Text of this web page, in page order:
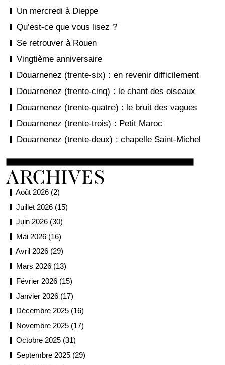
Un mercredi à Dieppe
Qu’est-ce que vous lisez ?
Se retrouver à Rouen
Vingtième anniversaire
Douarnenez (trente-six) : en revenir difficilement
Douarnenez (trente-cinq) : le chant des oiseaux
Douarnenez (trente-quatre) : le bruit des vagues
Douarnenez (trente-trois) : Petit Maroc
Douarnenez (trente-deux) : chapelle Saint-Michel
Août 2026 (2)
Juillet 2026 (15)
Juin 2026 (30)
Mai 2026 (16)
Avril 2026 (29)
Mars 2026 (13)
Février 2026 (15)
Janvier 2026 (17)
Décembre 2025 (16)
Novembre 2025 (17)
Octobre 2025 (31)
Septembre 2025 (29)